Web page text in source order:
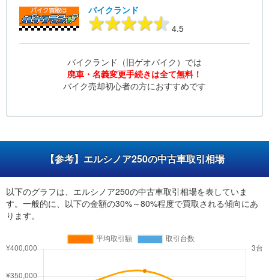
バイクランド
4.5
バイクランド（旧ゲオバイク）では
廃車・名義変更手続きは全て無料！
バイク売却初心者の方におすすめです
【参考】エルシノア250の中古車取引相場
以下のグラフは、エルシノア250の中古車取引相場を表していま
す。一般的に、以下の金額の30%～80%程度で買取される傾向にあ
ります。